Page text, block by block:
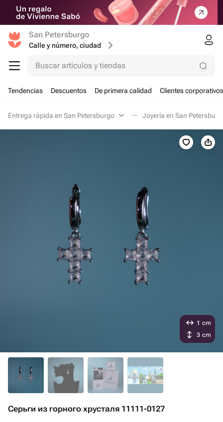
San Petersburgo
Calle y número, ciudad
Buscar artículos y tiendas
Tendencias Descuentos De primera calidad Clientes corporativos
Entrega rápida en San Petersburgo Joyería en San
Серьги из горного хрусталя 11111-0127
1 cm
3 cm